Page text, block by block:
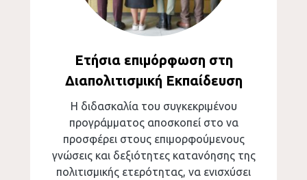
Ετήσια επιμόρφωση στη
Διαπολιτισμική Εκπαίδευση
Η διδασκαλία του συγκεκριμένου
προγράμματος αποσκοπεί στο να
προσφέρει στους επιμορφούμενους
γνώσεις και δεξιότητες κατανόησης της
πολιτισμικής ετερότητας, να ενισχύσει